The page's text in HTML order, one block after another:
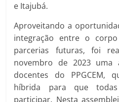
e Itajubá.
Aproveitando a
integração entre o
parcerias futuras, foi
novembro de 2023 uma
docentes do PPGCEM,
híbrida para que
participar. Nesta